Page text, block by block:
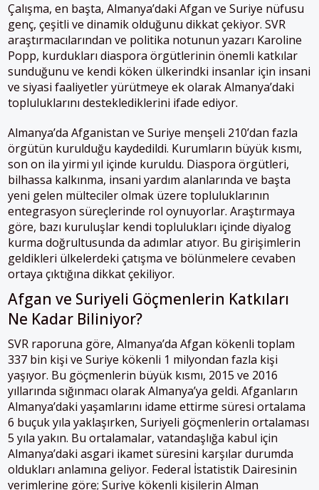
Çalışma, en başta, Almanya’daki Afgan ve Suriye nüfusu
genç, çeşitli ve dinamik olduğunu dikkat çekiyor. SVR
araştırmacılarından ve politika notunun yazarı Karoline
Popp, kurdukları diaspora örgütlerinin önemli katkılar
sunduğunu ve kendi köken ülkerindki insanlar için insani
ve siyasi faaliyetler yürütmeye ek olarak Almanya’daki
topluluklarını desteklediklerini ifade ediyor.
Almanya’da Afganistan ve Suriye menşeli 210’dan fazla
örgütün kurulduğu kaydedildi. Kurumların büyük kısmı,
son on ila yirmi yıl içinde kuruldu. Diaspora örgütleri,
bilhassa kalkınma, insani yardım alanlarında ve başta
yeni gelen mülteciler olmak üzere topluluklarının
entegrasyon süreçlerinde rol oynuyorlar. Araştırmaya
göre, bazı kuruluşlar kendi toplulukları içinde diyalog
kurma doğrultusunda da adımlar atıyor. Bu girişimlerin
geldikleri ülkelerdeki çatışma ve bölünmelere cevaben
ortaya çıktığına dikkat çekiliyor.
Afgan ve Suriyeli Göçmenlerin Katkıları
Ne Kadar Biliniyor?
SVR raporuna göre, Almanya’da Afgan kökenli toplam
337 bin kişi ve Suriye kökenli 1 milyondan fazla kişi
yaşıyor. Bu göçmenlerin büyük kısmı, 2015 ve 2016
yıllarında sığınmacı olarak Almanya’ya geldi. Afganların
Almanya’daki yaşamlarını idame ettirme süresi ortalama
6 buçuk yıla yaklaşırken, Suriyeli göçmenlerin ortalaması
5 yıla yakın. Bu ortalamalar, vatandaşlığa kabul için
Almanya’daki asgari ikamet süresini karşılar durumda
oldukları anlamına geliyor. Federal İstatistik Dairesinin
verimlerine göre; Suriye kökenli kişilerin Alman